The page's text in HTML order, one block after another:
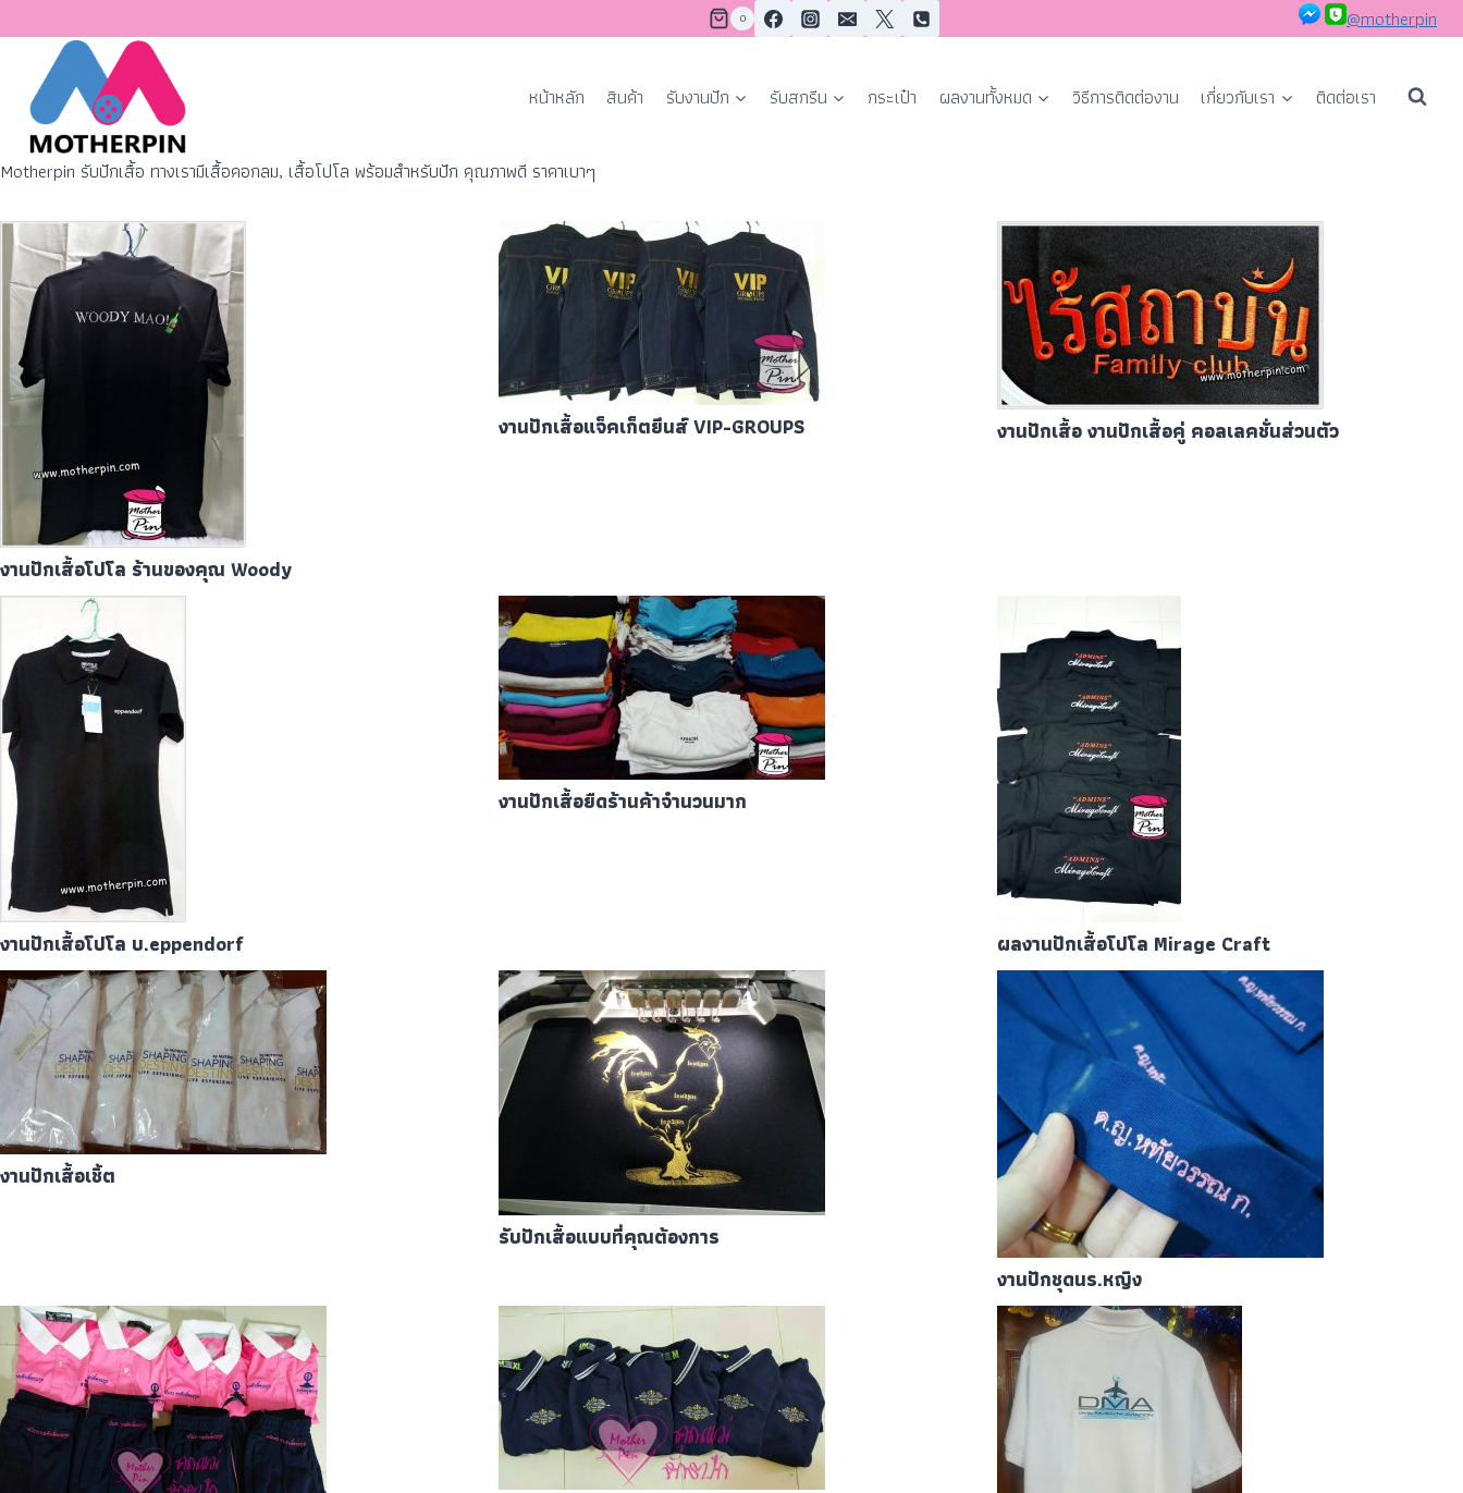
0 @motherpin
หน้าหลัก สินค้า รับงานปัก รับสกรีน กระเป๋า ผลงานทั้งหมด วิธีการติดต่องาน เกี่ยวกับเรา ติดต่อเรา
Motherpin รับปักเสื้อ ทางเรามีเสื้อคอกลม, เสื้อโปโล พร้อมสำหรับปัก คุณภาพดี ราคาเบาๆ
งานปักเสื้อโปโล ร้านของคุณ Woody
งานปักเสื้อแจ็คเก็ตยีนส์ VIP-GROUPS งานปักเสื้อ งานปักเสื้อคู่ คอลเลคชั่นส่วนตัว
งานปักเสื้อโปโล บ.eppendorf
งานปักเสื้อยืดร้านค้าจำนวนมาก
ผลงานปักเสื้อโปโล Mirage Craft
งานปักเสื้อเชิ้ต
รับปักเสื้อแบบที่คุณต้องการ
งานปักชุดนร.หญิง